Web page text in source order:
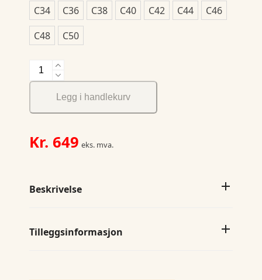
C34
C36 C38 C40 C42 C44
C46
C48
C50
2559
Stretchpant
Woman
antall
Legg i handlekurv
Kr. 649 eks. mva.
Beskrivelse
Tilleggsinformasjon